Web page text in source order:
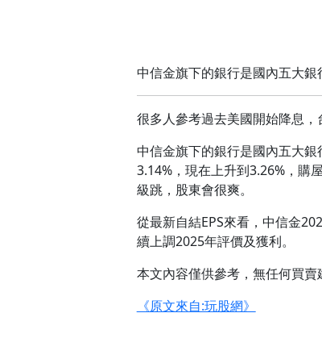
中信金旗下的銀行是國內五大
很多人參考過去美國開始降息
中信金旗下的銀行是國內五大
3.14%，現在上升到3.26%，購
級跳，股東會很爽。
從最新自結EPS來看，中信金
續上調2025年評價及獲利。
本文內容僅供參考，無任何買賣
《原文來自:玩股網》